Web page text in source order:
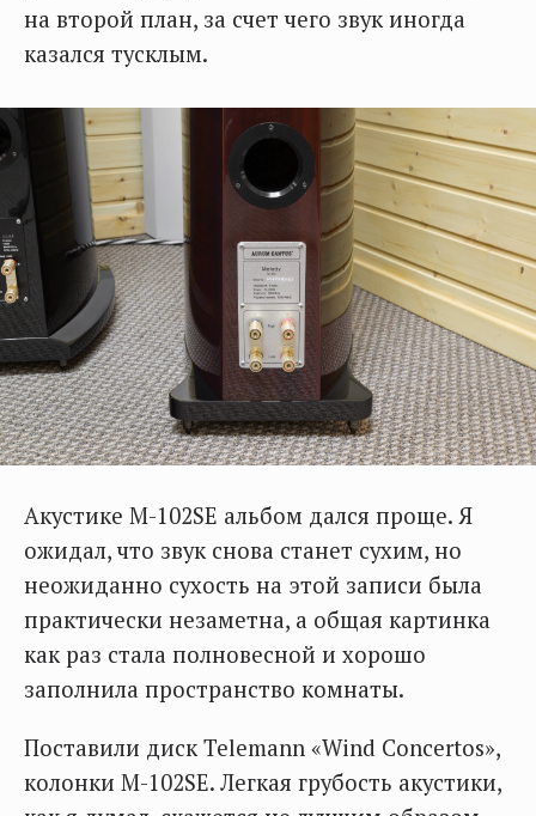
на второй план, за счет чего звук иногда
казался тусклым.
Акустике M-102SE альбом дался проще. Я
ожидал, что звук снова станет сухим, но
неожиданно сухость на этой записи была
практически незаметна, а общая картинка
как раз стала полновесной и хорошо
заполнила пространство комнаты.
Поставили диск Telemann «Wind Concertos»,
колонки M-102SE. Легкая грубость акустики,